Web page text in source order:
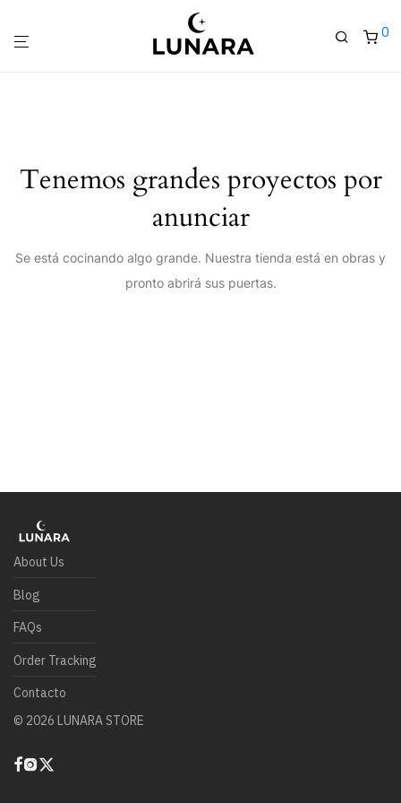
0
Tenemos grandes proyectos por
anunciar
Se está cocinando algo grande. Nuestra tienda está en obras y
pronto abrirá sus puertas.
About Us
Blog
FAQs
Order Tracking
Contacto
© 2026 LUNARA STORE